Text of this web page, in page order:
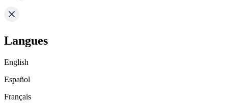
Langues
English
Español
Français